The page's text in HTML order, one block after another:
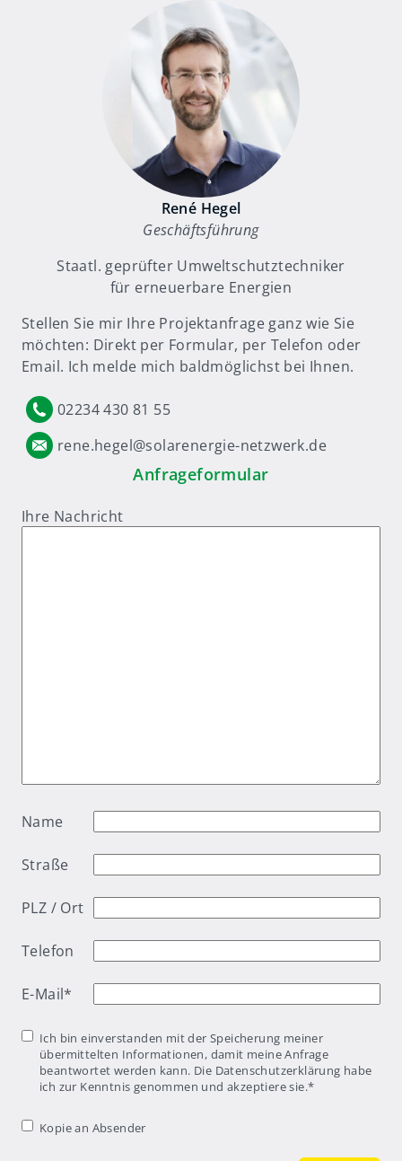
René Hegel
Geschäftsführung
Staatl. geprüfter Umweltschutztechniker
für erneuerbare Energien
Stellen Sie mir Ihre Projektanfrage ganz wie Sie
möchten: Direkt per Formular, per Telefon oder
Email. Ich melde mich baldmöglichst bei Ihnen.
02234 430 81 55
rene.hegel@solarenergie-netzwerk.de
Anfrageformular
Ihre Nachricht
Name
Straße
PLZ / Ort
Telefon
E-Mail*
Einwilligung*
Ich bin einverstanden mit der Speicherung meiner
übermittelten Informationen, damit meine Anfrage
beantwortet werden kann. Die Datenschutzerklärung habe
ich zur Kenntnis genommen und akzeptiere sie.*
Kopie an
Kopie an Absender